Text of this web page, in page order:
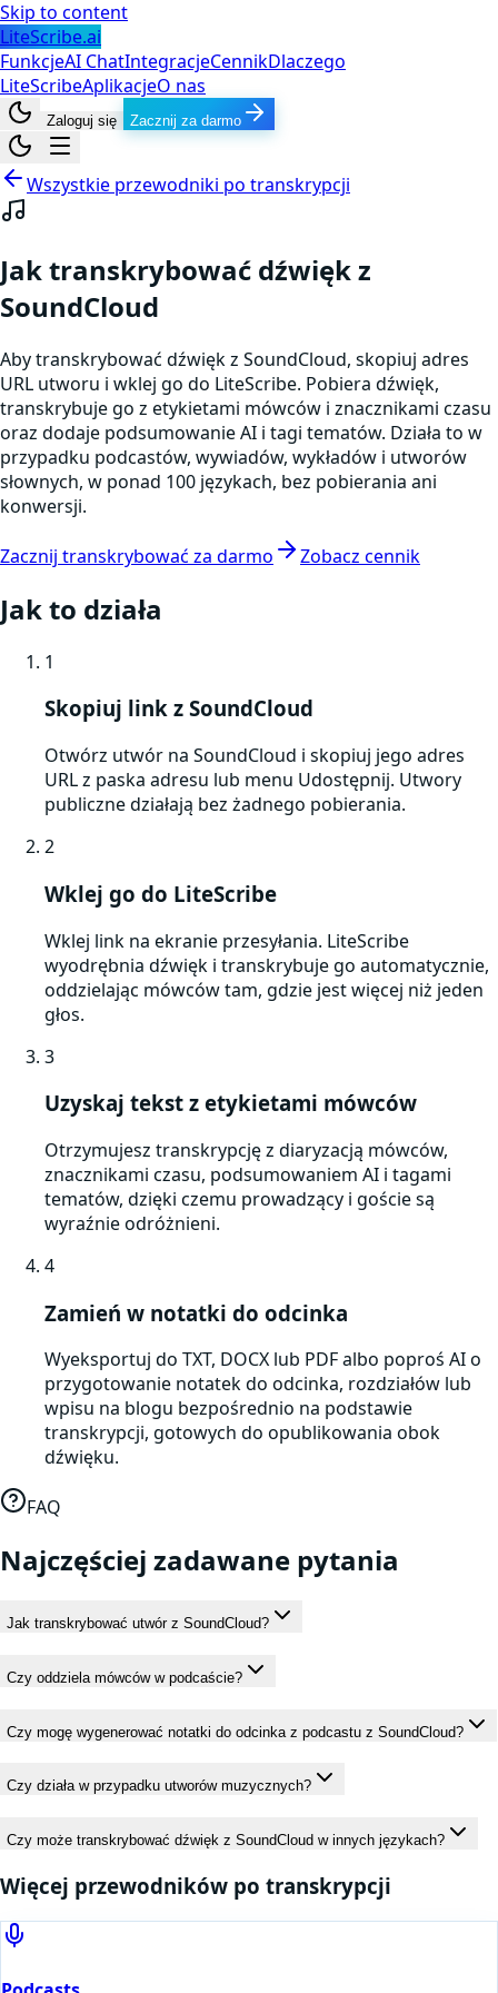
Skip to content
LiteScribe.ai
FunkcjeAI ChatIntegracjeCennikDlaczego
LiteScribeAplikacjeO nas
Zaloguj się Zacznij za darmo
Wszystkie przewodniki po transkrypcji
Jak transkrybować dźwięk z
SoundCloud
Aby transkrybować dźwięk z SoundCloud, skopiuj adres
URL utworu i wklej go do LiteScribe. Pobiera dźwięk,
transkrybuje go z etykietami mówców i znacznikami czasu
oraz dodaje podsumowanie AI i tagi tematów. Działa to w
przypadku podcastów, wywiadów, wykładów i utworów
słownych, w ponad 100 językach, bez pobierania ani
konwersji.
Zacznij transkrybować za darmo Zobacz cennik
Jak to działa
1
Skopiuj link z SoundCloud
Otwórz utwór na SoundCloud i skopiuj jego adres
URL z paska adresu lub menu Udostępnij. Utwory
publiczne działają bez żadnego pobierania.
2
Wklej go do LiteScribe
Wklej link na ekranie przesyłania. LiteScribe
wyodrębnia dźwięk i transkrybuje go automatycznie,
oddzielając mówców tam, gdzie jest więcej niż jeden
głos.
3
Uzyskaj tekst z etykietami mówców
Otrzymujesz transkrypcję z diaryzacją mówców,
znacznikami czasu, podsumowaniem AI i tagami
tematów, dzięki czemu prowadzący i goście są
wyraźnie odróżnieni.
4
Zamień w notatki do odcinka
Wyeksportuj do TXT, DOCX lub PDF albo poproś AI o
przygotowanie notatek do odcinka, rozdziałów lub
wpisu na blogu bezpośrednio na podstawie
transkrypcji, gotowych do opublikowania obok
dźwięku.
FAQ
Najczęściej zadawane pytania
Jak transkrybować utwór z SoundCloud?
Czy oddziela mówców w podcaście?
Czy mogę wygenerować notatki do odcinka z podcastu z SoundCloud?
Czy działa w przypadku utworów muzycznych?
Czy może transkrybować dźwięk z SoundCloud w innych językach?
Więcej przewodników po transkrypcji